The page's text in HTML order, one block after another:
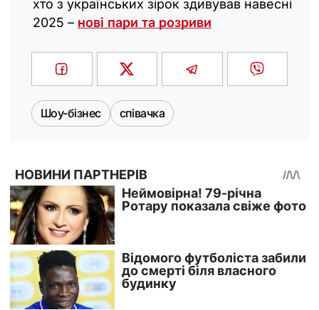
хто з українських зірок здивував навесні
2025 – нові пари та розриви
Шоу-бізнес співачка